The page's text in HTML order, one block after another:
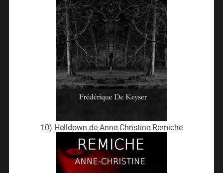
10) Helldown de Anne-Christine Remiche